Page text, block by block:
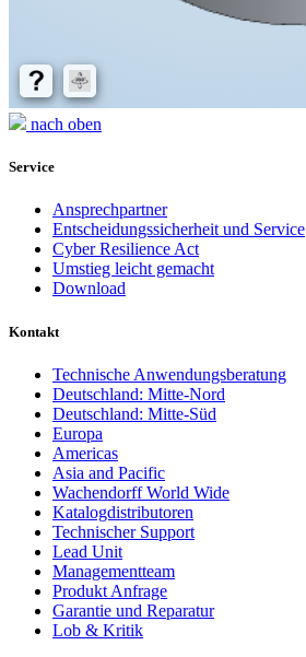
nach oben
Service
Ansprechpartner
Entscheidungssicherheit und Service
Cyber Resilience Act
Umstieg leicht gemacht
Download
Kontakt
Technische Anwendungsberatung
Deutschland: Mitte-Nord
Deutschland: Mitte-Süd
Europa
Americas
Asia and Pacific
Wachendorff World Wide
Katalogdistributoren
Technischer Support
Lead Unit
Managementteam
Produkt Anfrage
Garantie und Reparatur
Lob & Kritik